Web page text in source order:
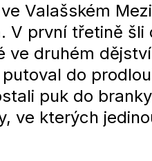
Valašském
V první třetině šli
ve druhém
do
puk do
ve kterých